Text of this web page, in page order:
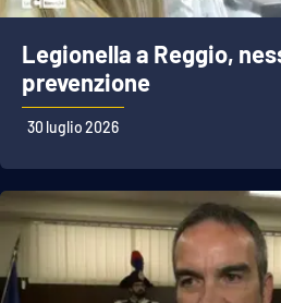
Legionella a Reggio,
prevenzione
30 luglio 2026